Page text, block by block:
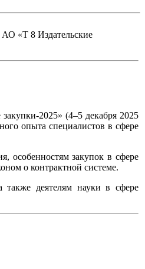
«Т 8 Издательские
2025» (4–5 декабря 2025
опыта специалистов в сфере
особенностям закупок в сфере
о контрактной системе.
также деятелям науки в сфере